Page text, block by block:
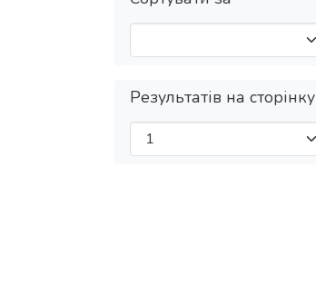
Результатів на сторінку